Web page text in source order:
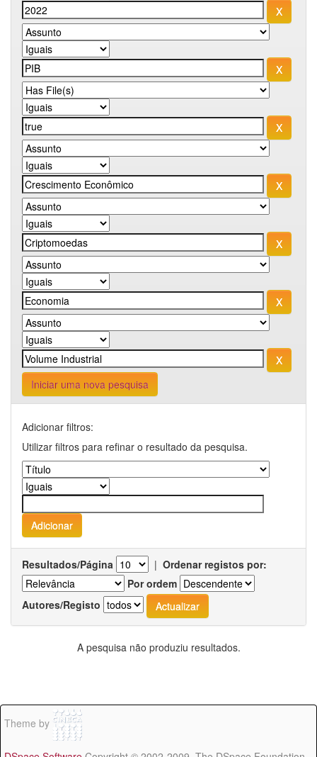
Iniciar uma nova pesquisa
Adicionar filtros:
Utilizar filtros para refinar o resultado da pesquisa.
Resultados/Página | Ordenar registos por:
Por ordem
Autores/Registo
A pesquisa não produziu resultados.
Theme by